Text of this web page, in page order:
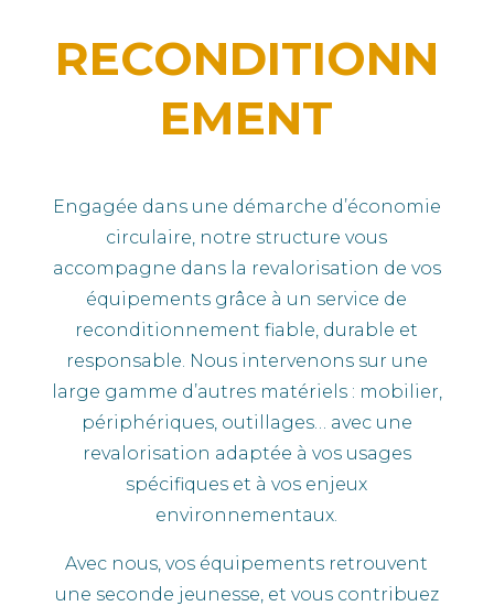
RECONDITIONN
EMENT
Engagée dans une démarche d’économie
circulaire, notre structure vous
accompagne dans la revalorisation de vos
équipements grâce à un service de
reconditionnement fiable, durable et
responsable. Nous intervenons sur une
large gamme d’autres matériels : mobilier,
périphériques, outillages… avec une
revalorisation adaptée à vos usages
spécifiques et à vos enjeux
environnementaux.
Avec nous, vos équipements retrouvent
une seconde jeunesse, et vous contribuez